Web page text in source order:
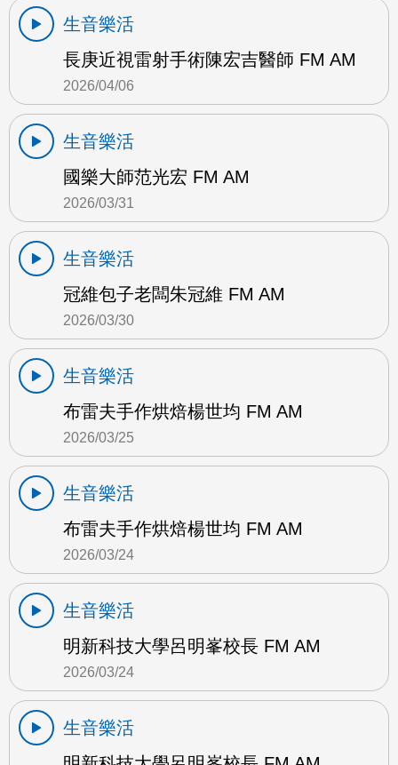
生音樂活
長庚近視雷射手術陳宏吉醫師 FM AM
2026/04/06
生音樂活
國樂大師范光宏 FM AM
2026/03/31
生音樂活
冠維包子老闆朱冠維 FM AM
2026/03/30
生音樂活
布雷夫手作烘焙楊世均 FM AM
2026/03/25
生音樂活
布雷夫手作烘焙楊世均 FM AM
2026/03/24
生音樂活
明新科技大學呂明峯校長 FM AM
2026/03/24
生音樂活